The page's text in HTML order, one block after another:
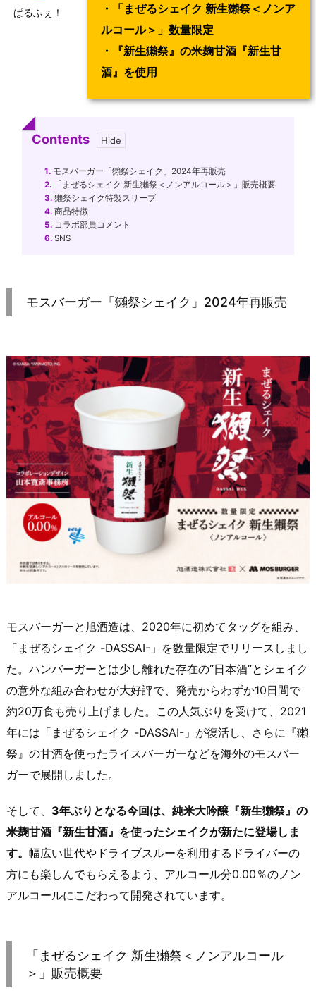
ぱるふぇ！
・「まぜるシェイク 新生獺祭＜ノンア
ルコール＞」数量限定
・『新生獺祭』の米麹甘酒『新生甘
酒』を使用
Contents
1. モスバーガー「獺祭シェイク」2024年再販売
2. 「まぜるシェイク 新生獺祭＜ノンアルコール＞」販売概要
3. 獺祭シェイク特製スリーブ
4. 商品特徴
5. コラボ部員コメント
6. SNS
モスバーガー「獺祭シェイク」2024年再販売
モスバーガーと旭酒造は、2020年に初めてタッグを組み、
「まぜるシェイク -DASSAI-」を数量限定でリリースしまし
た。ハンバーガーとは少し離れた存在の“日本酒”とシェイク
の意外な組み合わせが大好評で、発売からわずか10日間で
約20万食も売り上げました。この人気ぶりを受けて、2021
年には「まぜるシェイク -DASSAI-」が復活し、さらに『獺
祭』の甘酒を使ったライスバーガーなどを海外のモスバー
ガーで展開しました。
そして、 3年ぶりとなる今回は、純米大吟醸『新生獺祭』の
米麹甘酒『新生甘酒』を使ったシェイクが新たに登場しま
す。 幅広い世代やドライブスルーを利用するドライバーの
方にも楽しんでもらえるよう、アルコール分0.00％のノン
アルコールにこだわって開発されています。
「まぜるシェイク 新生獺祭＜ノンアルコール
＞」販売概要